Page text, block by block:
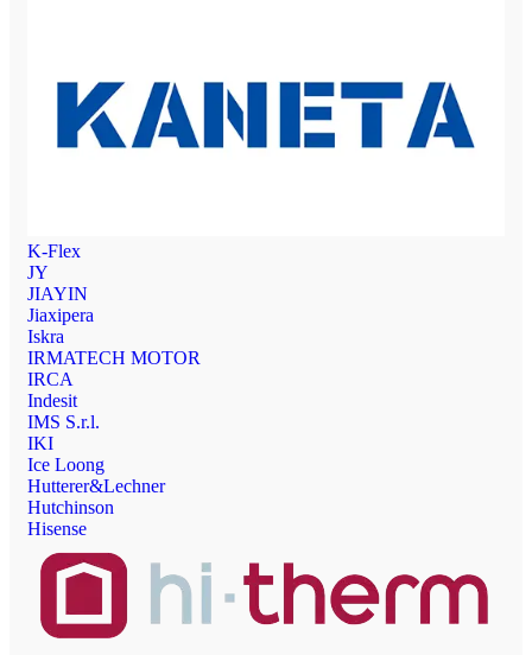
K-Flex
JY
JIAYIN
Jiaxipera
Iskra
IRMATECH MOTOR
IRCA
Indesit
IMS S.r.l.
IKI
Ice Loong
Hutterer&Lechner
Hutchinson
Hisense